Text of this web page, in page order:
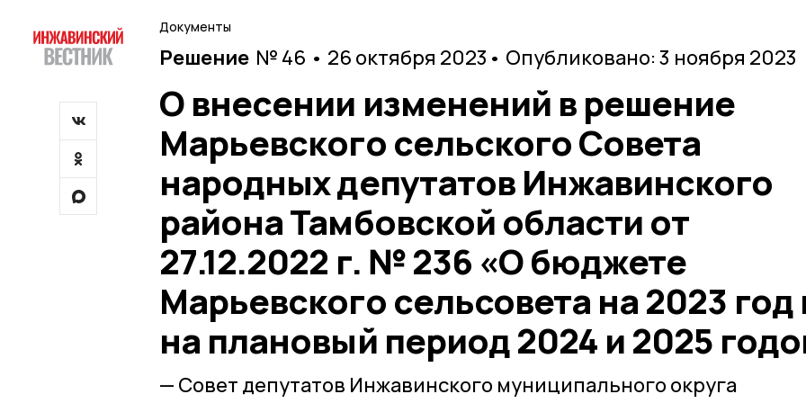
Документы
Решение № 46 • 26 октября 2023 • Опубликовано: 3 ноября 2023
О внесении изменений в решение
Марьевского сельского Совета
народных депутатов Инжавинского
района Тамбовской области от
27.12.2022 г. № 236 «О бюджете
Марьевского сельсовета на 2023 год
на плановый период 2024 и 2025
— Совет депутатов Инжавинского муниципального округа